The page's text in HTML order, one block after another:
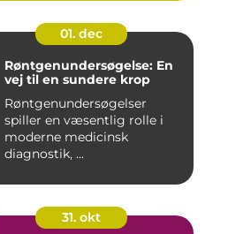
01. dec
Røntgenundersøgelse: En
vej til en sundere krop
Røntgenundersøgelser
spiller en væsentlig rolle i
moderne medicinsk
diagnostik, ...
31. okt